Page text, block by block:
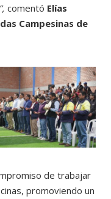
comentó Elías
Campesinas de
de trabajar
promoviendo un